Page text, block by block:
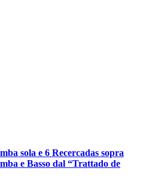
sola e 6 Recercadas sopra
e Basso dal “Trattado de